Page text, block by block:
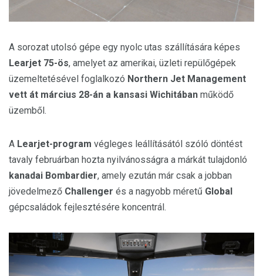
A sorozat utolsó gépe egy nyolc utas szállítására képes
Learjet 75-ös, amelyet az amerikai, üzleti repülőgépek
üzemeltetésével foglalkozó Northern Jet Management
vett át március 28-án a kansasi Wichitában működő
üzemből.
A Learjet-program végleges leállításától szóló döntést
tavaly februárban hozta nyilvánosságra a márkát tulajdonló
kanadai Bombardier, amely ezután már csak a jobban
jövedelmező Challenger és a nagyobb méretű Global
gépcsaládok fejlesztésére koncentrál.